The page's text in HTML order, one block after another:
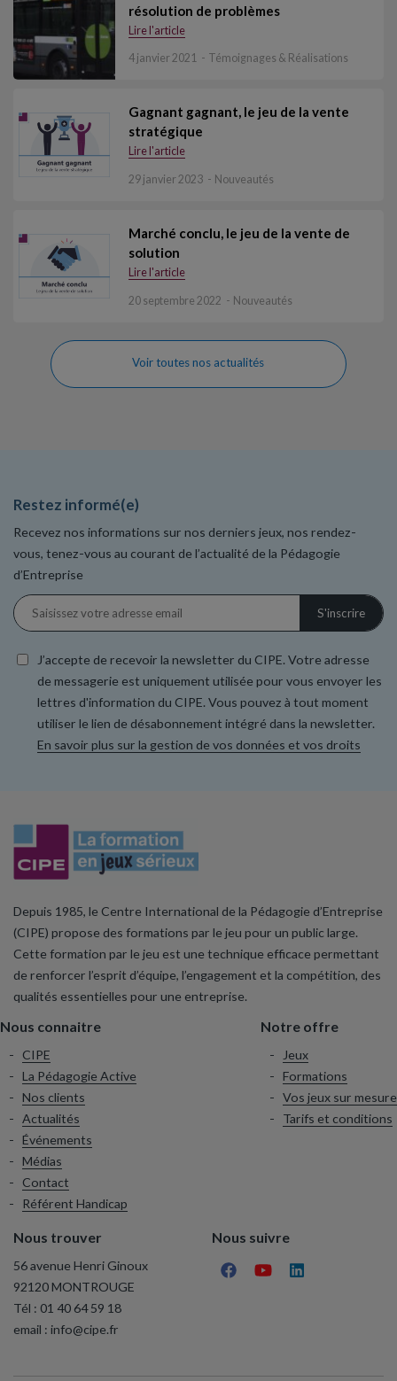
résolution de problèmes
Lire l'article
4 janvier 2021 Témoignages & Réalisations
Gagnant gagnant, le jeu de la vente
stratégique
Lire l'article
29 janvier 2023 Nouveautés
Marché conclu, le jeu de la vente de
solution
Lire l'article
20 septembre 2022 Nouveautés
Voir toutes nos actualités
Restez informé(e)
Recevez nos informations sur nos derniers jeux, nos rendez-
vous, tenez-vous au courant de l’actualité de la Pédagogie
d’Entreprise
J’accepte de recevoir la newsletter du CIPE. Votre adresse
de messagerie est uniquement utilisée pour vous envoyer les
lettres d'information du CIPE. Vous pouvez à tout moment
utiliser le lien de désabonnement intégré dans la newsletter.
En savoir plus sur la gestion de vos données et vos droits
Depuis 1985, le Centre International de la Pédagogie d’Entreprise
(CIPE) propose des formations par le jeu pour un public large.
Cette formation par le jeu est une technique efficace permettant
de renforcer l’esprit d’équipe, l’engagement et la compétition, des
qualités essentielles pour une entreprise.
Nous connaitre
CIPE
La Pédagogie Active
Nos clients
Actualités
Événements
Médias
Contact
Référent Handicap
Notre offre
Jeux
Formations
Vos jeux sur mesure
Tarifs et conditions
Nous trouver
56 avenue Henri Ginoux
92120 MONTROUGE
Tél : 01 40 64 59 18
email : info@cipe.fr
Nous suivre